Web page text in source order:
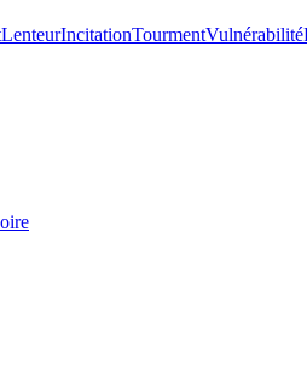
LenteurIncitationTourmentVulnérabilité